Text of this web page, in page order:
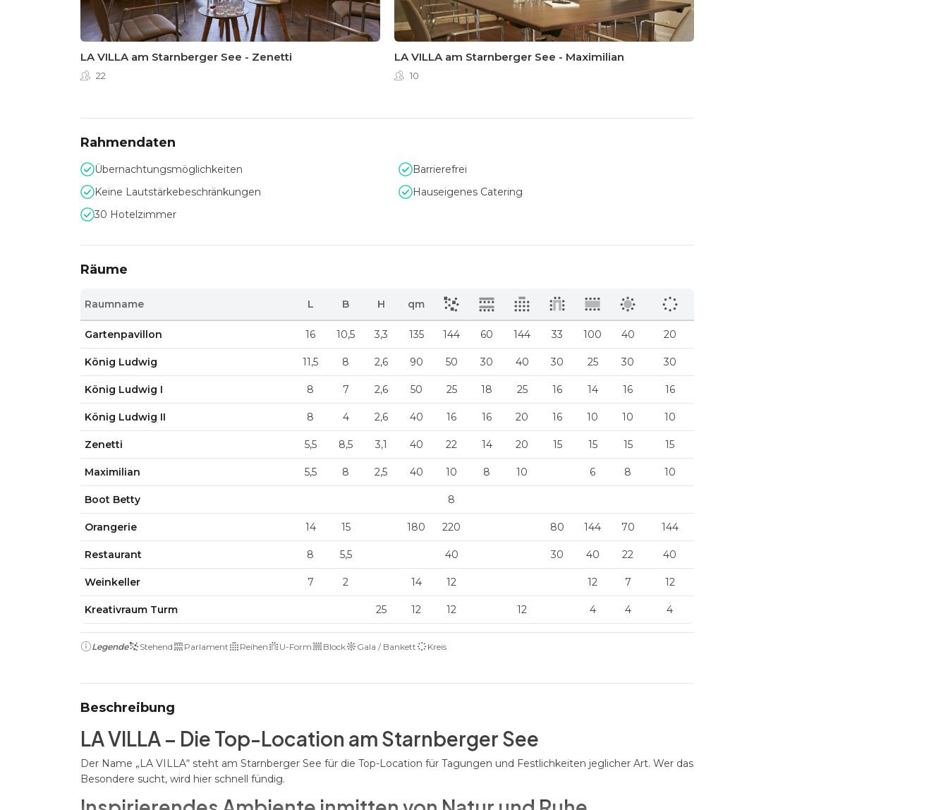
LA VILLA am Starnberger See - Zenetti
22
LA VILLA am Starnberger See - Maximilian
10
Rahmendaten
Übernachtungsmöglichkeiten
Barrierefrei
Keine Lautstärkebeschränkungen
Hauseigenes Catering
30 Hotelzimmer
Räume
Raumname L B H qm
Gartenpavillon 16 10,5 3,3 135 144 60 144 33 100 40 20
König Ludwig 11,5 8 2,6 90 50 30 40 30 25 30 30
König Ludwig I 8 7 2,6 50 25 18 25 16 14 16 16
König Ludwig II 8 4 2,6 40 16 16 20 16 10 10 10
Zenetti 5,5 8,5 3,1 40 22 14 20 15 15 15 15
Maximilian 5,5 8 2,5 40 10 8 10 6 8 10
Boot Betty 8
Orangerie 14 15 180 220 80 144 70 144
Restaurant 8 5,5 40 30 40 22 40
Weinkeller 7 2 14 12 12 7 12
Kreativraum Turm 25 12 12 12 4 4 4
Legende Stehend Parlament Reihen U-Form Block Gala / Bankett Kreis
Beschreibung
LA VILLA – Die Top-Location am Starnberger See
Der Name „LA VILLA“ steht am Starnberger See für die Top-Location für Tagungen und Festlichkeiten jeglicher Art. Wer das
Besondere sucht, wird hier schnell fündig.